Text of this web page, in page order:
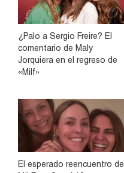
¿Palo a Sergio Freire? El
comentario de Maly
Jorquiera en el regreso de
«Milf»
El esperado reencuentro de